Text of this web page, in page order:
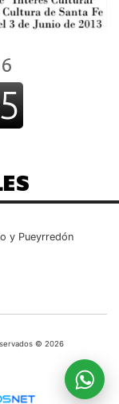
y Pueyrredón
© 2026